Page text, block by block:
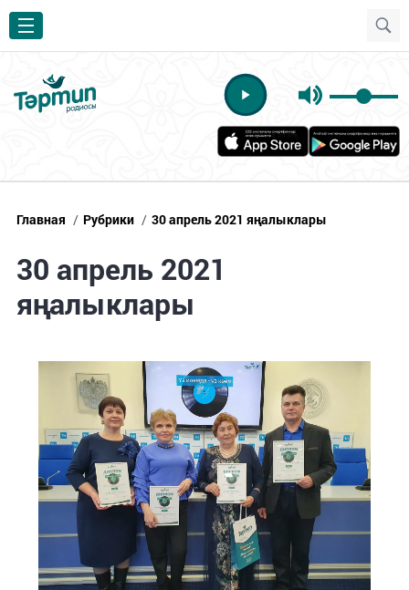
Главная / Рубрики / 30 апрель 2021 яңалыклары
30 апрель 2021
яңалыклары